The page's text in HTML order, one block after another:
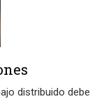
distribuido debe